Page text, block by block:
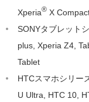
Xperia® X
SONYタブレット
plus, Xperia Z4,
Tablet
HTCスマホシリー
U Ultra, HTC 10,